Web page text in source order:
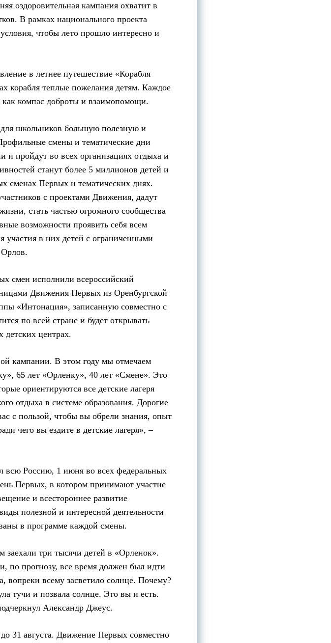
оздоровительная кампания охватит в
В рамках национального проекта
чтобы лето прошло интересно и
в летнее путешествие «Корабля
корабля теплые пожелания детям. Каждое
как компас доброты и взаимопомощи.
школьников большую полезную и
смены и тематические дни
и пройдут во всех организациях отдыха и
станут более 5 миллионов детей и
сменах Первых и тематических днях.
с проектами Движения, дадут
стать частью огромного сообщества
возможности проявить себя всем
участия в них детей с ограниченными
Орлов.
смен исполнили всероссийский
Движения Первых из Оренбургской
«Интонация», записанную совместно с
по всей стране и будет открывать
детских центрах.
кампании. В этом году мы отмечаем
65 лет «Орленку», 40 лет «Смене». Это
ориентируются все детские лагеря
отдыха в системе образования. Дорогие
с пользой, чтобы вы обрели знания, опыт
чего вы ездите в детские лагеря», –
всю Россию, 1 июня во всех федеральных
Первых, в котором принимают участие
и всестороннее развитие
полезной и интересной деятельности
в программе каждой смены.
заехали три тысячи детей в «Орленок».
по прогнозу, все время должен был идти
вопреки всему засветило солнце. Почему?
тучи и позвала солнце. Это вы и есть.
Александр Джеус.
31 августа. Движение Первых совместно